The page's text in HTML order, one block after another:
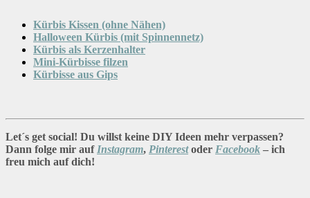
Kürbis Kissen (ohne Nähen)
Halloween Kürbis (mit Spinnennetz)
Kürbis als Kerzenhalter
Mini-Kürbisse filzen
Kürbisse aus Gips
Let´s get social! Du willst keine DIY Ideen mehr verpassen?
Dann folge mir auf Instagram, Pinterestoder Facebook – ich
freu mich auf dich!